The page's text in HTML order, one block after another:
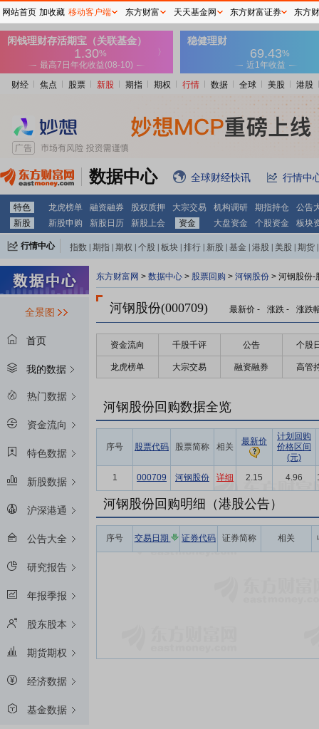
财经 焦点 股票 新股 期指 期权 行情 数据 全球 美股 港股
数据中心 全球财经快讯 行情中
特色 龙虎榜单 融资融券 股权质押 大宗交易 机构调研 期指持仓
公告
新股
新股申购 新股日历 新股上会 资金 大盘资金 个股资金 板块
行情中心 指数 期指 期权 个股 板块 排行 新股 基金 港股 美股 期货
全景图
首页
我的数据
热门数据
资金流向
特色数据
新股数据
沪深港通
公告大全
研究报告
年报季报
股东股本
期货期权
经济数据
基金数据
东方财富网 > 数据中心 > 股票回购 > 河钢股份 > 河钢股份-
河钢股份(000709) 最新价 - 涨跌 - 涨跌
资金流向 千股千评 公告 个股
龙虎榜单 大宗交易 融资融券 高管
河钢股份回购数据全览
序号 股票代码 股票简称 相关
最新价
计划回购
价格区间
(元)
1
000709 河钢股份 详细 2.15 4.96
河钢股份回购明细（港股公告）
序号 交易日期 证券代码 证券简称 相关
网站首页 加收藏 移动客户端 东方财富 天天基金网 东方财富证券 东方